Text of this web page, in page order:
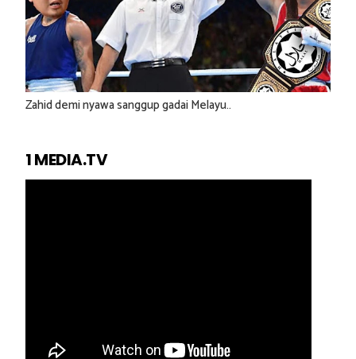
Zahid demi nyawa sanggup gadai Melayu..
1 MEDIA.TV